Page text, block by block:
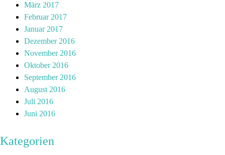
März 2017
Februar 2017
Januar 2017
Dezember 2016
November 2016
Oktober 2016
September 2016
August 2016
Juli 2016
Juni 2016
Kategorien